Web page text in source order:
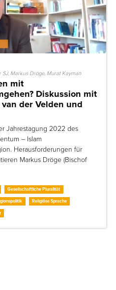
SJ, Markus Dröge, Murat Kayman
mit
Diskussion mit
der Velden und
Jahrestagung 2022 des
– Islam
Herausforderungen für
Markus Dröge (Bischof
Gesellschaftliche Pluralität
Religiöse Sprache